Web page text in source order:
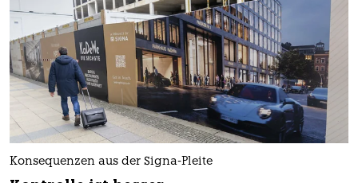
Konsequenzen aus der Signa-Pleite